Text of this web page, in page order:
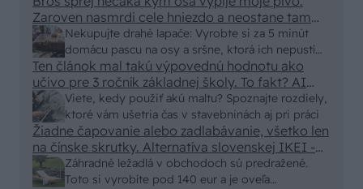
Nekupujte drahé lapače: Vyrobte si za 5 minút
domácu pascu na osy a sršne, ktorá ich nepustí
von
Zaroven nasmrdi cele hniezdo a neostane tam
nic zive. Vasa pasca naucinke moc efektivne.
Skor pritiahne slimaky
Viete, kedy použiť akú maltu? Spoznajte rozdiely,
ktoré vám ušetria čas v stavebninách aj pri práci
Ten článok mal takú výpovednú hodnotu ako
učivo pre 3 ročník základnej školy. To fakt? AI
alebo nejaka kniha z VŠ? Dnešné rychlotvrdnuce
malty - pevnosť 40 Mpa a doba schnutia tak 15
minut , k tomu vodotesné s kryštálikou. A rozdiel
- schnutie a zretie. Nič?
Záhradné ležadlá v obchodoch sú predražené.
Toto si vyrobíte pod 140 eur a je oveľa
Žiadne čapovanie alebo zadlabávanie, všetko len
na čínske skrutky. Alternatíva slovenskej IKEI -
čo sa týka pevnosti. Autor si nedal veľa námahy s
remeselným spracovaním, škoda. No lepšie než